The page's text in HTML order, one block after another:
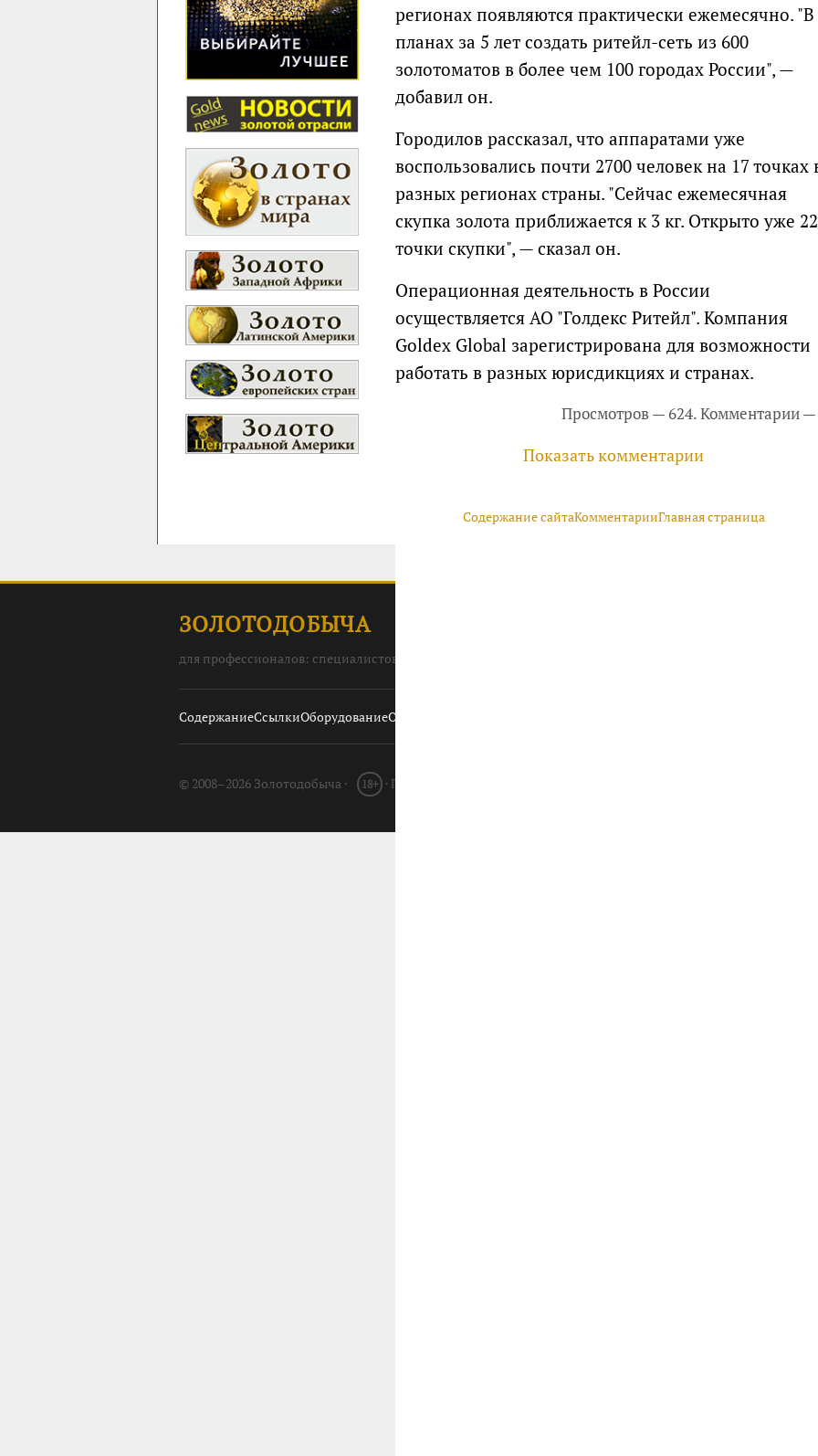
регионах появляются практически ежемесячно. "В
планах за 5 лет создать ритейл-сеть из 600
золотоматов в более чем 100 городах России", —
добавил он.
Городилов рассказал, что аппаратами уже
воспользовались почти 2700 человек на 17 точках
разных регионах страны. "Сейчас ежемесячная
скупка золота приближается к 3 кг. Открыто уже 22
точки скупки", — сказал он.
Операционная деятельность в России
осуществляется АО "Голдекс Ритейл". Компания
Goldex Global зарегистрирована для возможности
работать в разных юрисдикциях и странах.
Просмотров — 624. Комментарии —
Показать комментарии
Содержание сайтаКомментарииГлавная страница
ЗОЛОТОДОБЫЧА
для профессионалов: специалистов, руководителей, инвесторов
СодержаниеСсылкиОборудованиеО сайте
© 2008–2026 Золотодобыча · 18+ · При использовании материалов гиперссылка обязательна.